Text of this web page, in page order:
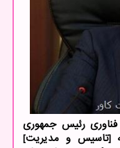
رئیس جمهوری
[تاسیس و مدیریت]